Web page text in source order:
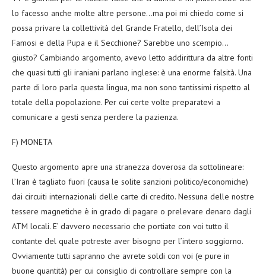
lo facesso anche molte altre persone…ma poi mi chiedo come si
possa privare la collettività del Grande Fratello, dell’Isola dei
Famosi e della Pupa e il Secchione? Sarebbe uno scempio…
giusto? Cambiando argomento, avevo letto addirittura da altre fonti
che quasi tutti gli iraniani parlano inglese: è una enorme falsità. Una
parte di loro parla questa lingua, ma non sono tantissimi rispetto al
totale della popolazione. Per cui certe volte preparatevi a
comunicare a gesti senza perdere la pazienza.
F) MONETA
Questo argomento apre una stranezza doverosa da sottolineare:
l’Iran è tagliato fuori (causa le solite sanzioni politico/economiche)
dai circuiti internazionali delle carte di credito. Nessuna delle nostre
tessere magnetiche è in grado di pagare o prelevare denaro dagli
ATM locali. E’ davvero necessario che portiate con voi tutto il
contante del quale potreste aver bisogno per l’intero soggiorno.
Ovviamente tutti sapranno che avrete soldi con voi (e pure in
buone quantità) per cui consiglio di controllare sempre con la